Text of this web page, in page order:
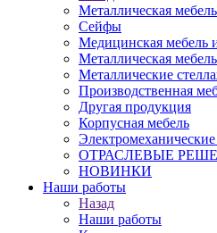
Металлическая мебель
Сейфы
Медицинская мебель
Металлическая мебель
Металлические
Производственная
Другая продукция
Корпусная мебель
ОТРАСЛЕВЫЕ
НОВИНКИ
Наши работы
Назад
Наши работы